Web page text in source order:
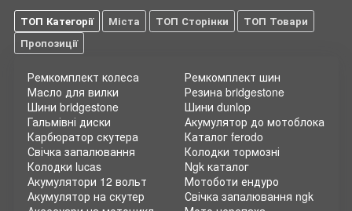
ТОП Категорії Міста ТОП Сторінки
ТОП Товари
Пропозиції
Ремкомплект колеса
Масло для вилки
Шини bridgestone
Гальмівні диски
Карбюратор скутера
Свічка запалювання
Колодки lucas
Акумулятори 12 вольт
Ремкомплект шин
Резина bridgestone
Шини dunlop
Акумулятор до мотоблока
Каталог ferodo
Колодки тормозні
Ngk каталог
Мотоботи ендуро
Акумулятор на скутер
Свічка запалювання ngk